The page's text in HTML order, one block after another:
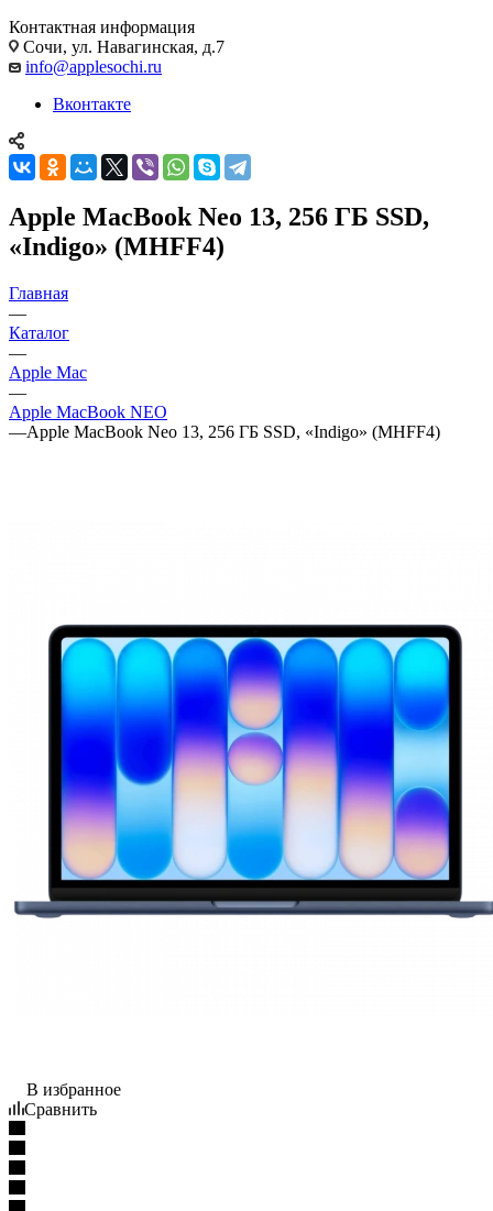
Контактная информация
Сочи, ул. Навагинская, д.7
info@applesochi.ru
Вконтакте
Apple MacBook Neo 13, 256 ГБ SSD,
«Indigo» (MHFF4)
Главная
—
Каталог
—
Apple Mac
—
Apple MacBook NEO
—Apple MacBook Neo 13, 256 ГБ SSD, «Indigo» (MHFF4)
В избранное
Сравнить